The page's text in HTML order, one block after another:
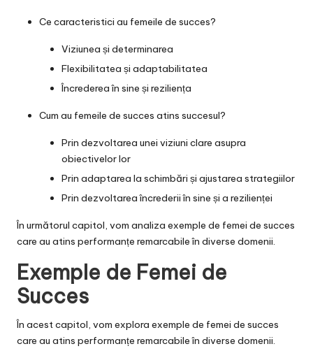
Ce caracteristici au femeile de succes?
Viziunea și determinarea
Flexibilitatea și adaptabilitatea
Încrederea în sine și reziliența
Cum au femeile de succes atins succesul?
Prin dezvoltarea unei viziuni clare asupra
obiectivelor lor
Prin adaptarea la schimbări și ajustarea strategiilor
Prin dezvoltarea încrederii în sine și a rezilienței
În următorul capitol, vom analiza exemple de femei de succes
care au atins performanțe remarcabile în diverse domenii.
Exemple de Femei de
Succes
În acest capitol, vom explora exemple de femei de succes
care au atins performanțe remarcabile în diverse domenii.